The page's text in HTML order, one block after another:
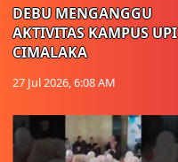
DEBU MENGANGGU
AKTIVITAS KAMPUS UPI
CIMALAKA
27 Jul 2026, 6:08 AM